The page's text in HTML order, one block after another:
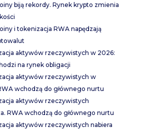
biją rekordy. Rynek krypto zmienia
i tokenizacja RWA napędzają
aktywów rzeczywistych w 2026:
na rynek obligacji
aktywów rzeczywistych w
wchodzą do głównego nurtu
aktywów rzeczywistych
RWA wchodzą do głównego nurtu
aktywów rzeczywistych nabiera